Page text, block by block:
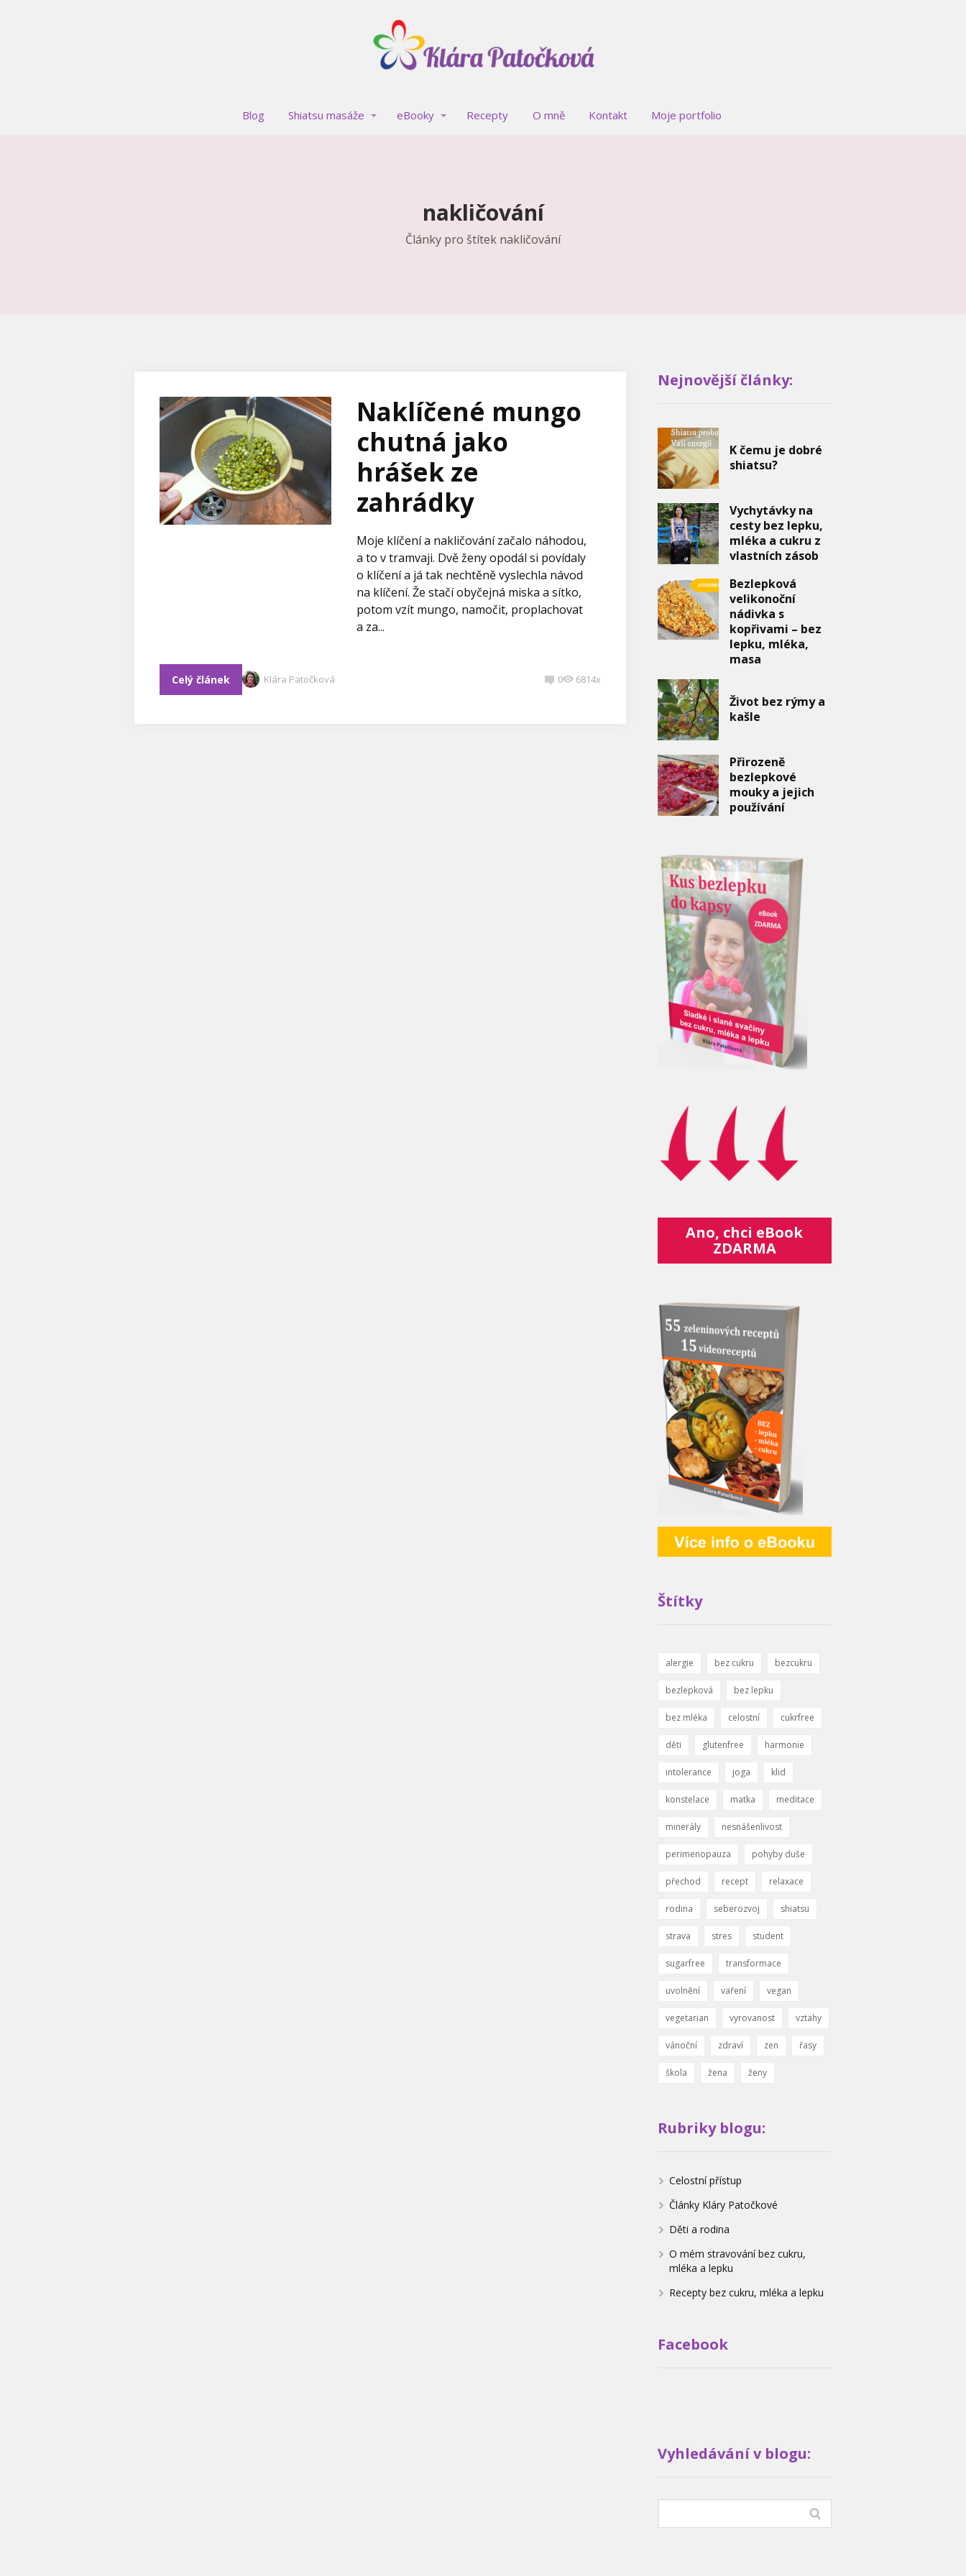
Blog Shiatsu masáže eBooky Recepty O mně Kontakt Moje portfolio
nakličování
Články pro štítek nakličování
Naklíčené mungo
chutná jako
hrášek ze
zahrádky
Moje klíčení a nakličování začalo náhodou,
a to v tramvaji. Dvě ženy opodál si povídaly
o klíčení a já tak nechtěně vyslechla návod
na klíčení. Že stačí obyčejná miska a sítko,
potom vzít mungo, namočit, proplachovat
a za...
Celý článek Klára Patočková 0 6814x
Nejnovější články:
K čemu je dobré
shiatsu?
Vychytávky na
cesty bez lepku,
mléka a cukru z
vlastních zásob
Bezlepková
velikonoční
nádivka s
kopřivami – bez
lepku, mléka,
masa
Život bez rýmy a
kašle
Přirozeně
bezlepkové
mouky a jejich
používání
Ano, chci eBook
ZDARMA
Štítky
alergie bez cukru bezcukru
bezlepková bez lepku
bez mléka celostní cukrfree
děti glutenfree harmonie
intolerance joga klid
konstelace matka meditace
minerály nesnášenlivost
perimenopauza pohyby duše
přechod recept relaxace
rodina seberozvoj shiatsu
strava stres student
sugarfree transformace
uvolnění vaření vegan
vegetarian vyrovanost vztahy
vánoční zdraví zen řasy
škola žena ženy
Rubriky blogu:
Celostní přístup
Články Kláry Patočkové
Děti a rodina
O mém stravování bez cukru,
mléka a lepku
Recepty bez cukru, mléka a lepku
Facebook
Vyhledávání v blogu: